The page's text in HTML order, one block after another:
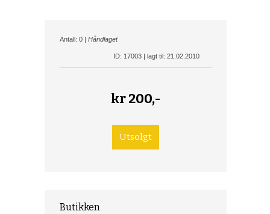
Antall: 0 | Håndlaget
ID: 17003 | lagt til: 21.02.2010
kr200,-
Butikken